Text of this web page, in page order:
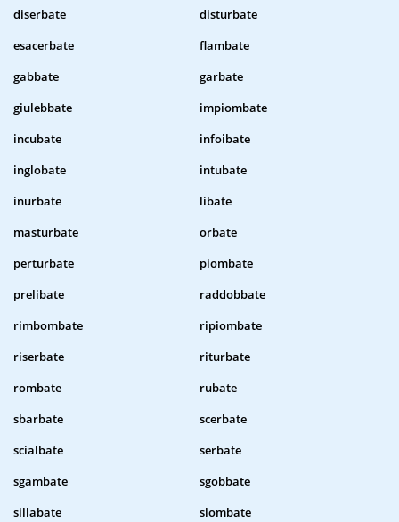
diserbate
disturbate
esacerbate
flambate
gabbate
garbate
giulebbate
impiombate
incubate
infoibate
inglobate
intubate
inurbate
libate
masturbate
orbate
perturbate
piombate
prelibate
raddobbate
rimbombate
ripiombate
riserbate
riturbate
rombate
rubate
sbarbate
scerbate
scialbate
serbate
sgambate
sgobbate
sillabate
slombate